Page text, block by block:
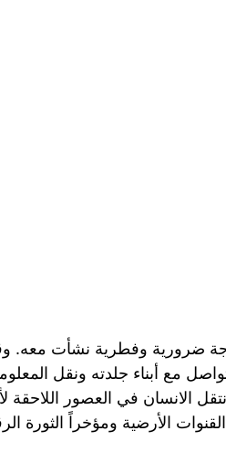
ضرورية وفطرية نشأت
مع أبناء جلدته ونقل
الانسان في العصور اللاحقة
الأرضية ومؤخراً الثورة